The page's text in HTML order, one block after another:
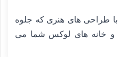
طراحی های هنری که جلوه
و خانه های لوکس شما می